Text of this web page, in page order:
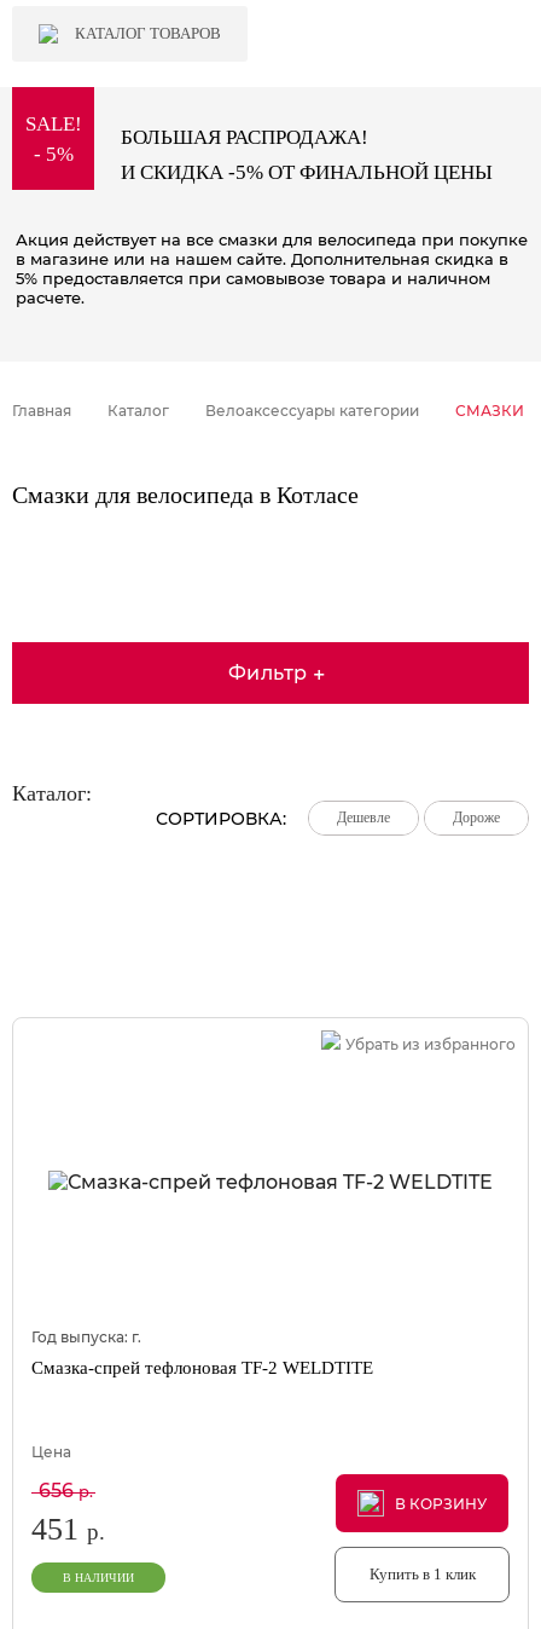
КАТАЛОГ ТОВАРОВ
SALE!
- 5%
БОЛЬШАЯ РАСПРОДАЖА!
И СКИДКА -5% ОТ ФИНАЛЬНОЙ ЦЕНЫ
Акция действует на все смазки для велосипеда при покупке
в магазине или на нашем сайте. Дополнительная скидка в
5% предоставляется при самовывозе товара и наличном
расчете.
Главная Каталог Велоаксессуары категории СМАЗКИ
Смазки для велосипеда в Котласе
Фильтр +
Каталог:
СОРТИРОВКА: Дешевле
Дешевле
Дешевле Дороже
Дороже
Дороже
Убрать из избранного
Год выпуска: г.
Смазка-спрей тефлоновая TF-2 WELDTITE
Цена
656р.
451 р.
В НАЛИЧИИ
В КОРЗИНУ
В КОРЗИНУ
В КОРЗИНУ
Купить в 1 клик